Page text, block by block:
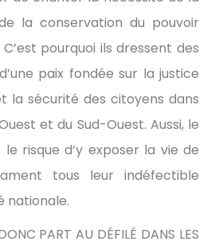
la conservation du pouvoir
pourquoi ils dressent des
paix fondée sur la justice
la sécurité des citoyens dans
et du Sud-Ouest. Aussi, le
risque d’y exposer la vie de
tous leur indéfectible
nationale.
PART AU DÉFILÉ DANS LES